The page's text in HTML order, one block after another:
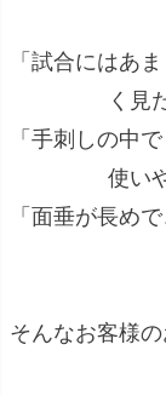
「試合にはあ
く見
「手刺しの中
使い
「面垂が長め
そんなお客様